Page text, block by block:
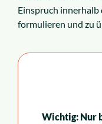
Einspruch innerhalb
formulieren und zu
Wichtig: Nur